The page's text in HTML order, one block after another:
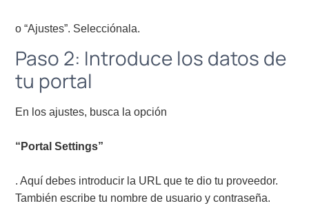
o “Ajustes”. Selecciónala.
Paso 2: Introduce los datos de
tu portal
En los ajustes, busca la opción
“Portal Settings”
. Aquí debes introducir la URL que te dio tu proveedor.
También escribe tu nombre de usuario y contraseña.